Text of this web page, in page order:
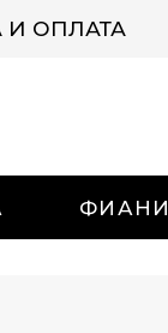
И ОПЛАТА